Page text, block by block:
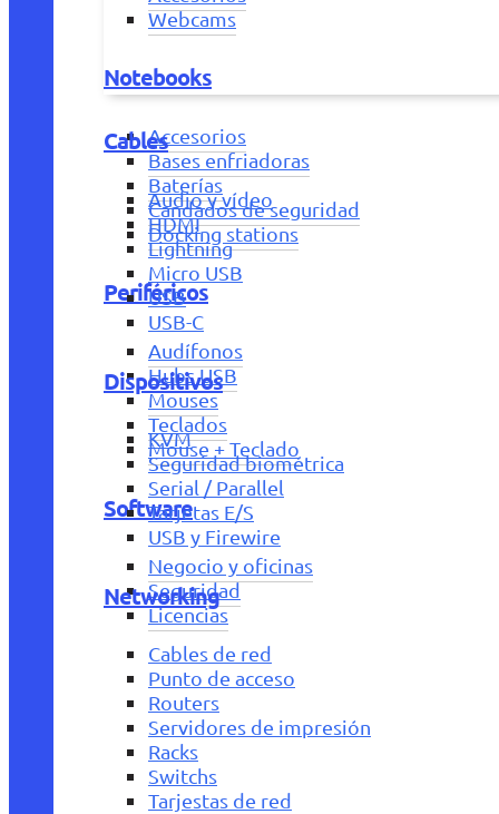
Webcams
Notebooks
Accesorios
Bases enfriadoras
Baterías
Candados de seguridad
Docking stations
Periféricos
Audífonos
Hubs USB
Mouses
Teclados
Mouse + Teclado
Software
Negocio y oficinas
Seguridad
Licencias
Cables
Audio y vídeo
HDMI
Lightning
Micro USB
USB
USB-C
Dispositivos
KVM
Seguridad biométrica
Serial / Parallel
Tarjetas E/S
USB y Firewire
Networking
Cables de red
Punto de acceso
Routers
Servidores de impresión
Racks
Switchs
Tarjestas de red